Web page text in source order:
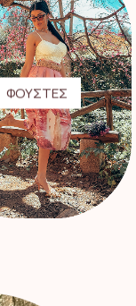
ΦΟΥΣΤΕΣ